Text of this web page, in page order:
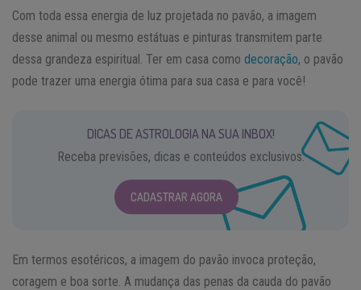
Com toda essa energia de luz projetada no pavão, a imagem
desse animal ou mesmo estátuas e pinturas transmitem parte
dessa grandeza espiritual. Ter em casa como decoração, o pavão
pode trazer uma energia ótima para sua casa e para você!
DICAS DE ASTROLOGIA NA SUA INBOX!
Receba previsões, dicas e conteúdos exclusivos.
CADASTRAR AGORA
Em termos esotéricos, a imagem do pavão invoca proteção,
coragem e boa sorte. A mudança das penas da cauda do pavão